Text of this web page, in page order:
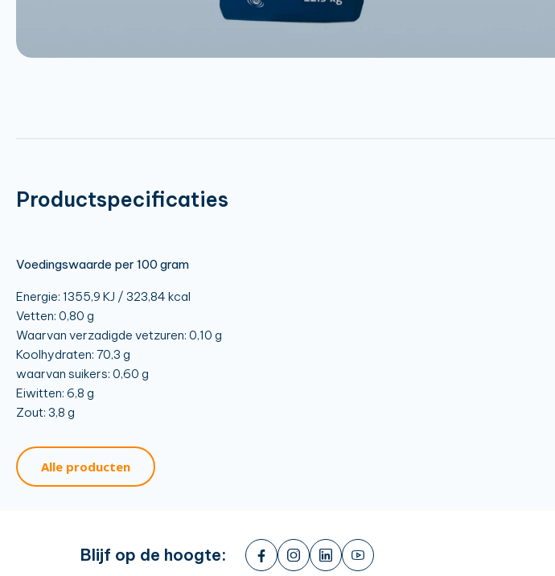
Productspecificaties
Voedingswaarde per 100 gram
Energie: 1355,9 KJ / 323,84 kcal
Vetten: 0,80 g
Waarvan verzadigde vetzuren: 0,10 g
Koolhydraten: 70,3 g
waarvan suikers: 0,60 g
Eiwitten: 6,8 g
Zout: 3,8 g
Alle producten
Blijf op de hoogte: